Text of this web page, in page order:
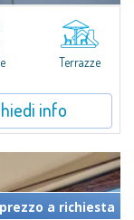
- MARINANel
fronte
spazi ben distribuiti
Terrazze
info
prezzo a richiesta